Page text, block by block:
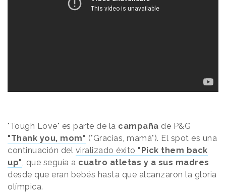
"Tough Love" es parte de la campaña de P&G
"Thank you, mom" ("Gracias, mamá"). El spot es una
continuación del viralizado éxito "Pick them back
up" , que seguía a cuatro atletas y a sus madres
desde que eran bebés hasta que alcanzaron la gloria
olímpica.